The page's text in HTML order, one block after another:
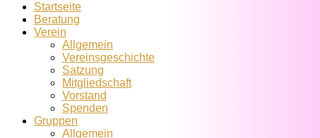
Startseite
Beratung
Verein
Allgemein
Vereins­geschichte
Satzung
Mitglied­schaft
Vorstand
Spenden
Gruppen
Allgemein